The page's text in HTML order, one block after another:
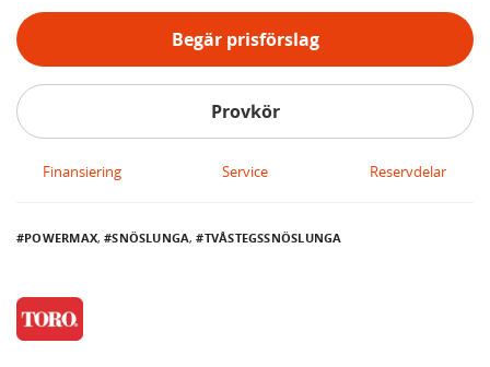
Begär prisförslag
Provkör
Finansiering Service Reservdelar
POWERMAX, SNÖSLUNGA, TVÅSTEGSSNÖSLUNGA